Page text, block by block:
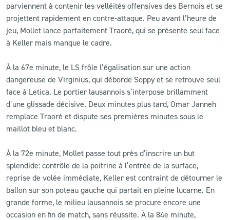
parviennent à contenir les velléités offensives des Bernois et se
projettent rapidement en contre-attaque. Peu avant l’heure de
jeu, Mollet lance parfaitement Traoré, qui se présente seul face
à Keller mais manque le cadre.
À la 67e minute, le LS frôle l’égalisation sur une action
dangereuse de Virginius, qui déborde Soppy et se retrouve seul
face à Letica. Le portier lausannois s’interpose brillamment
d’une glissade décisive. Deux minutes plus tard, Omar Janneh
remplace Traoré et dispute ses premières minutes sous le
maillot bleu et blanc.
À la 72e minute, Mollet passe tout près d’inscrire un but
splendide: contrôle de la poitrine à l’entrée de la surface,
reprise de volée immédiate, Keller est contraint de détourner le
ballon sur son poteau gauche qui partait en pleine lucarne. En
grande forme, le milieu lausannois se procure encore une
occasion en fin de match, sans réussite. À la 84e minute,